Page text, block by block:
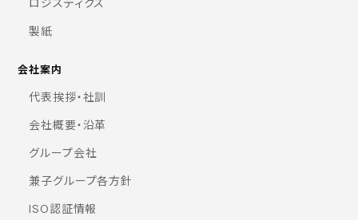
ロジスティクス
製紙
会社案内
代表挨拶・社訓
会社概要・沿革
グループ会社
兼子グループ各方針
ISO認証情報